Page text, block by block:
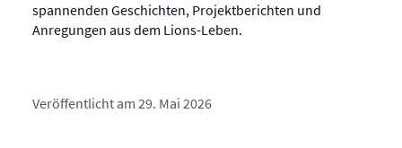
spannenden Geschichten, Projektberichten und
Anregungen aus dem Lions-Leben.
Veröffentlicht am 29. Mai 2026